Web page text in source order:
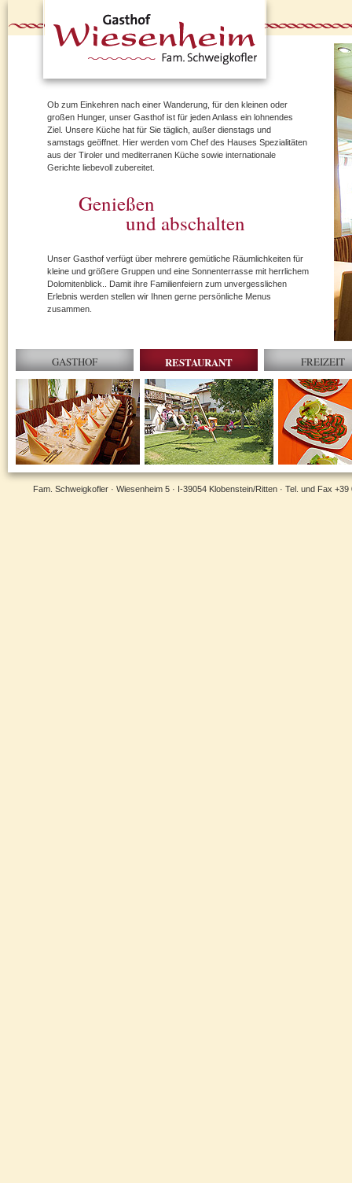
Ob zum Einkehren nach einer Wanderung, für den kleinen oder
großen Hunger, unser Gasthof ist für jeden Anlass ein lohnendes
Ziel. Unsere Küche hat für Sie täglich, außer dienstags und
samstags geöffnet. Hier werden vom Chef des Hauses Spezialitäten
aus der Tiroler und mediterranen Küche sowie internationale
Gerichte liebevoll zubereitet.
Genießen
und abschalten
Unser Gasthof verfügt über mehrere gemütliche Räumlichkeiten für
kleine und größere Gruppen und eine Sonnenterrasse mit herrlichem
Dolomitenblick.. Damit ihre Familienfeiern zum unvergesslichen
Erlebnis werden stellen wir Ihnen gerne persönliche Menus
zusammen.
GASTHOF RESTAURANT FREIZEIT
Fam. Schweigkofler · Wiesenheim 5 · I-39054 Klobenstein/Ritten · Tel. und Fax